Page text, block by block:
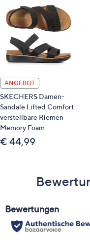
ANGEBOT
SKECHERS Damen-
Sandale Lifted Comfort
verstellbare Riemen
Memory Foam
€ 44,99